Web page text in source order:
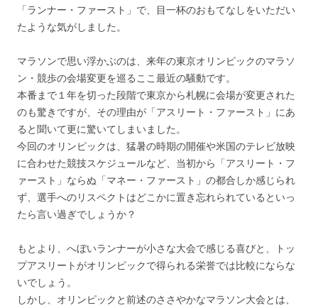
「ランナー・ファースト」で、目一杯のおもてなしをいただい
たような気がしました。
マラソンで思い浮かぶのは、来年の東京オリンピックのマラソ
ン・競歩の会場変更を巡るここ最近の騒動です。
本番まで１年を切った段階で東京から札幌に会場が変更された
のも驚きですが、その理由が「アスリート・ファースト」にあ
ると聞いて更に驚いてしまいました。
今回のオリンピックは、猛暑の時期の開催や米国のテレビ放映
に合わせた競技スケジュールなど、当初から「アスリート・フ
ァースト」ならぬ「マネー・ファースト」の都合しか感じられ
ず、選手へのリスペクトはどこかに置き忘れられているといっ
たら言い過ぎでしょうか？
もとより、へぼいランナーが小さな大会で感じる喜びと、トッ
プアスリートがオリンピックで得られる栄誉では比較にならな
いでしょう。
しかし、オリンピックと前述のささやかなマラソン大会とは、